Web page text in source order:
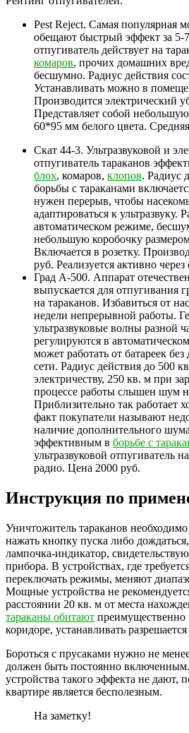
Pest Reject. Самая популярная
обещают быстрый эффект за 5-
отпугиватель действует на
комаров, прочих домашних
бесшумно. Радиус действия
Устанавливать можно в
Производится электрический
Представляет собой
60*95 мм белого цвета.
Скат 44-3. Ультразвуковой и
отпугиватель тараканов
блох, комаров, клопов. Радиус
борьбы с тараканами
нужен перерыв, чтобы
адаптироваться к ультразвуку.
автоматическом режиме,
небольшую коробочку
Включается в розетку.
руб. Реализуется активно
Град А-500. Аппарат
выпускается для отпугивания
на тараканов. Избавиться от
недели непрерывной работы.
ультразвуковые волны разной
регулируются в
может работать от батареек
сети. Радиус действия до 500
электричеству, 250 кв. м при
процессе работы слышен шум
Приблизительно так работает
факт покупатели называют
наличие дополнительного
эффективным в борьбе с
ультразвуковой отпугиватель
радио. Цена 2000 руб.
Инструкция по
Уничтожитель тараканов
нажать кнопку пуска либо
лампочка-индикатор,
прибора. В устройствах, где
переключать режимы, меняют
Мощные устройства не
расстоянии 20 кв. м от места
тараканы обитают преимущественно
коридоре, устанавливать
Бороться с прусаками нужно не
должен быть постоянно
устройства такого эффекта не дают,
квартире является бесполезным.
На заметку!